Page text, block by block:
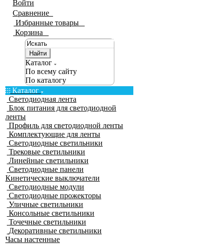
Войти
Сравнение
Избранные товары
Корзина
Найти
Каталог
По всему сайту
По каталогу
Каталог
Светодиодная лента
Блок питания для светодиодной
ленты
Профиль для светодиодной ленты
Комплектующие для ленты
Светодиодные светильники
Трековые светильники
Линейные светильники
Светодиодные панели
Кинетические выключатели
Светодиодные модули
Светодиодные прожекторы
Уличные светильники
Консольные светильники
Точечные светильники
Декоративные светильники
Часы настенные